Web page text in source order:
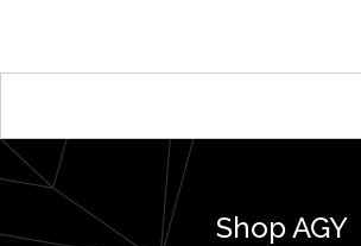
Shop AGY